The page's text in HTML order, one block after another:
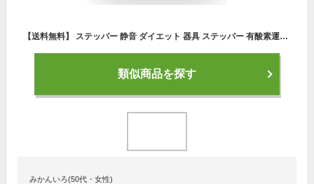
【送料無料】 ステッパー 静音 ダイエット 器具 ステッパー 有酸素運動 器具 踏み台昇降 室内 運動器具 健康グッズ 脂肪燃焼 フィットネス 健康器具 足踏み ひねり運動 踏み台昇降 ミニステッパー 高齢者 アパート マンション 自宅 集合住宅 運動 父の日 母の日 FBA
類似商品を探す
みかんいろ(50代・女性)